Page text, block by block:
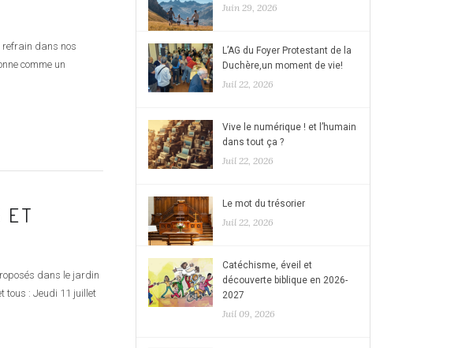
refrain dans nos
comme un
ET
dans le jardin
tous : Jeudi 11 juillet
Juin 29, 2026
L’AG du Foyer Protestant de la
Duchère,un moment de vie!
Juil 22, 2026
Vive le numérique ! et l’humain
dans tout ça ?
Juil 22, 2026
Le mot du trésorier
Juil 22, 2026
Catéchisme, éveil et
découverte biblique en 2026-
2027
Juil 09, 2026